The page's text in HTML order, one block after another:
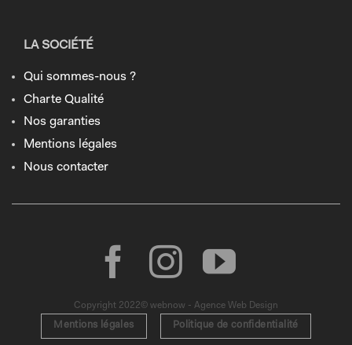
LA SOCIÉTÉ
Qui sommes-nous ?
Charte Qualité
Nos garanties
Mentions légales
Nous contacter
Copyright 2022© webnow - Agence Web Design
Mentions légales Politique de confidentialité